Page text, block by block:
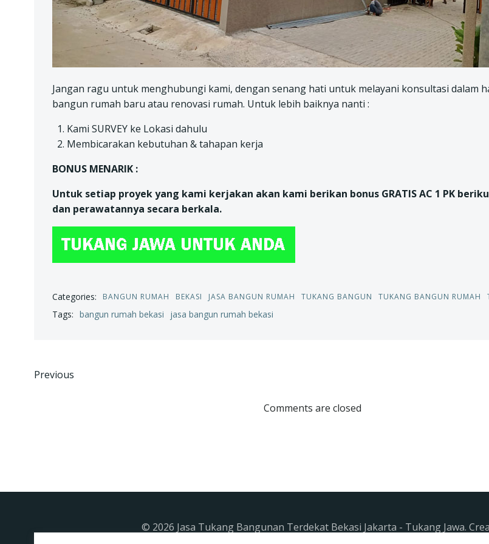
Jangan ragu untuk menghubungi kami, dengan senang hati untuk melayani konsultasi dalam
bangun rumah baru atau renovasi rumah. Untuk lebih baiknya nanti :
Kami SURVEY ke Lokasi dahulu
Membicarakan kebutuhan & tahapan kerja
BONUS MENARIK :
Untuk setiap proyek yang kami kerjakan akan kami berikan bonus GRATIS AC 1 PK
dan perawatannya secara berkala.
Categories: BANGUN RUMAH BEKASI JASA BANGUN RUMAH TUKANG BANGUN TUKANG BANGUN RUMAH
Tags: bangun rumah bekasi jasa bangun rumah bekasi
Post
Previous
navigation
Comments are closed
© 2026 Jasa Tukang Bangunan Terdekat Bekasi Jakarta - Tukang Jawa.